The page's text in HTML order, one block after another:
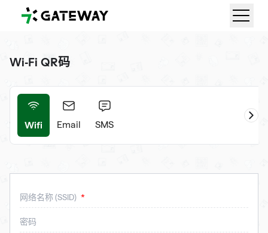
QRGateway
Wi-Fi QR码
Wifi Email SMS
网络名称 (SSID)
密码